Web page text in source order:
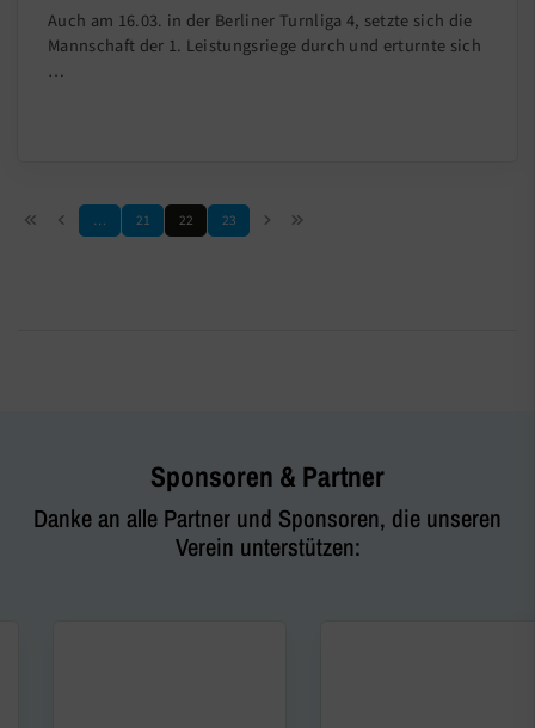
Auch am 16.03. in der Berliner Turnliga 4, setzte sich die
Mannschaft der 1. Leistungsriege durch und erturnte sich
…
… 21 22 23
Sponsoren & Partner
Danke an alle Partner und Sponsoren, die unseren
Verein unterstützen: